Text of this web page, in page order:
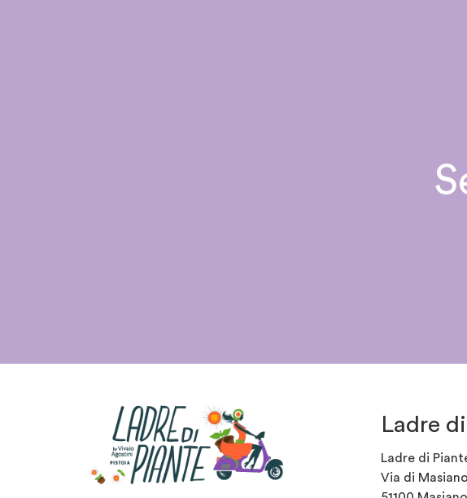
Ladre
Ladre di
Via di Masiano